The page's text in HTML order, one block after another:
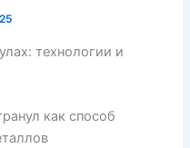
технологии и
как способ